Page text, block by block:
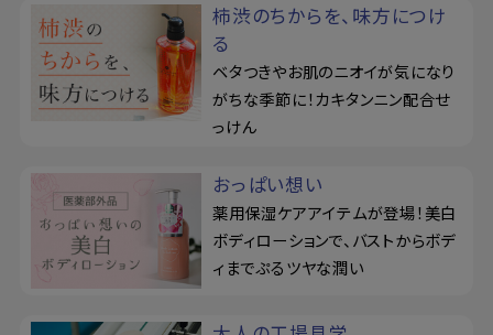
柿渋のちからを、味方につけ
る
ベタつきやお肌のニオイが気になり
がちな季節に！カキタンニン配合せ
っけん
おっぱい想い
薬用保湿ケアアイテムが登場！美白
ボディローションで、バストからボデ
ィまでぷるツヤな潤い